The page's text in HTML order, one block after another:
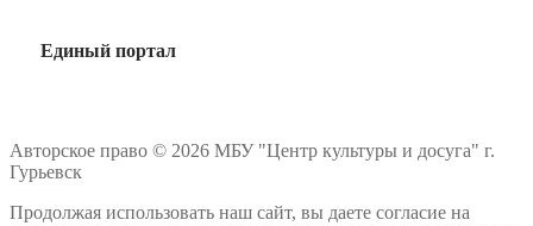
Единый портал
Авторское право © 2026 МБУ "Центр культуры и досуга" г.
Гурьевск
Продолжая использовать наш сайт, вы даете согласие на